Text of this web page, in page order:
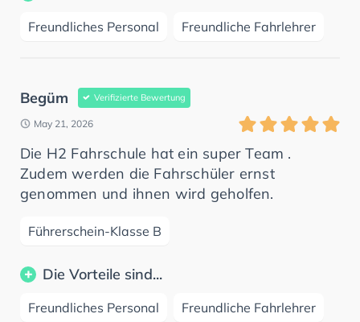
Freundliches Personal Freundliche Fahrlehrer
Begüm Verifizierte Bewertung
May 21, 2026
Die H2 Fahrschule hat ein super Team .
Zudem werden die Fahrschüler ernst
genommen und ihnen wird geholfen.
Führerschein-Klasse B
Die Vorteile sind...
Freundliches Personal Freundliche Fahrlehrer